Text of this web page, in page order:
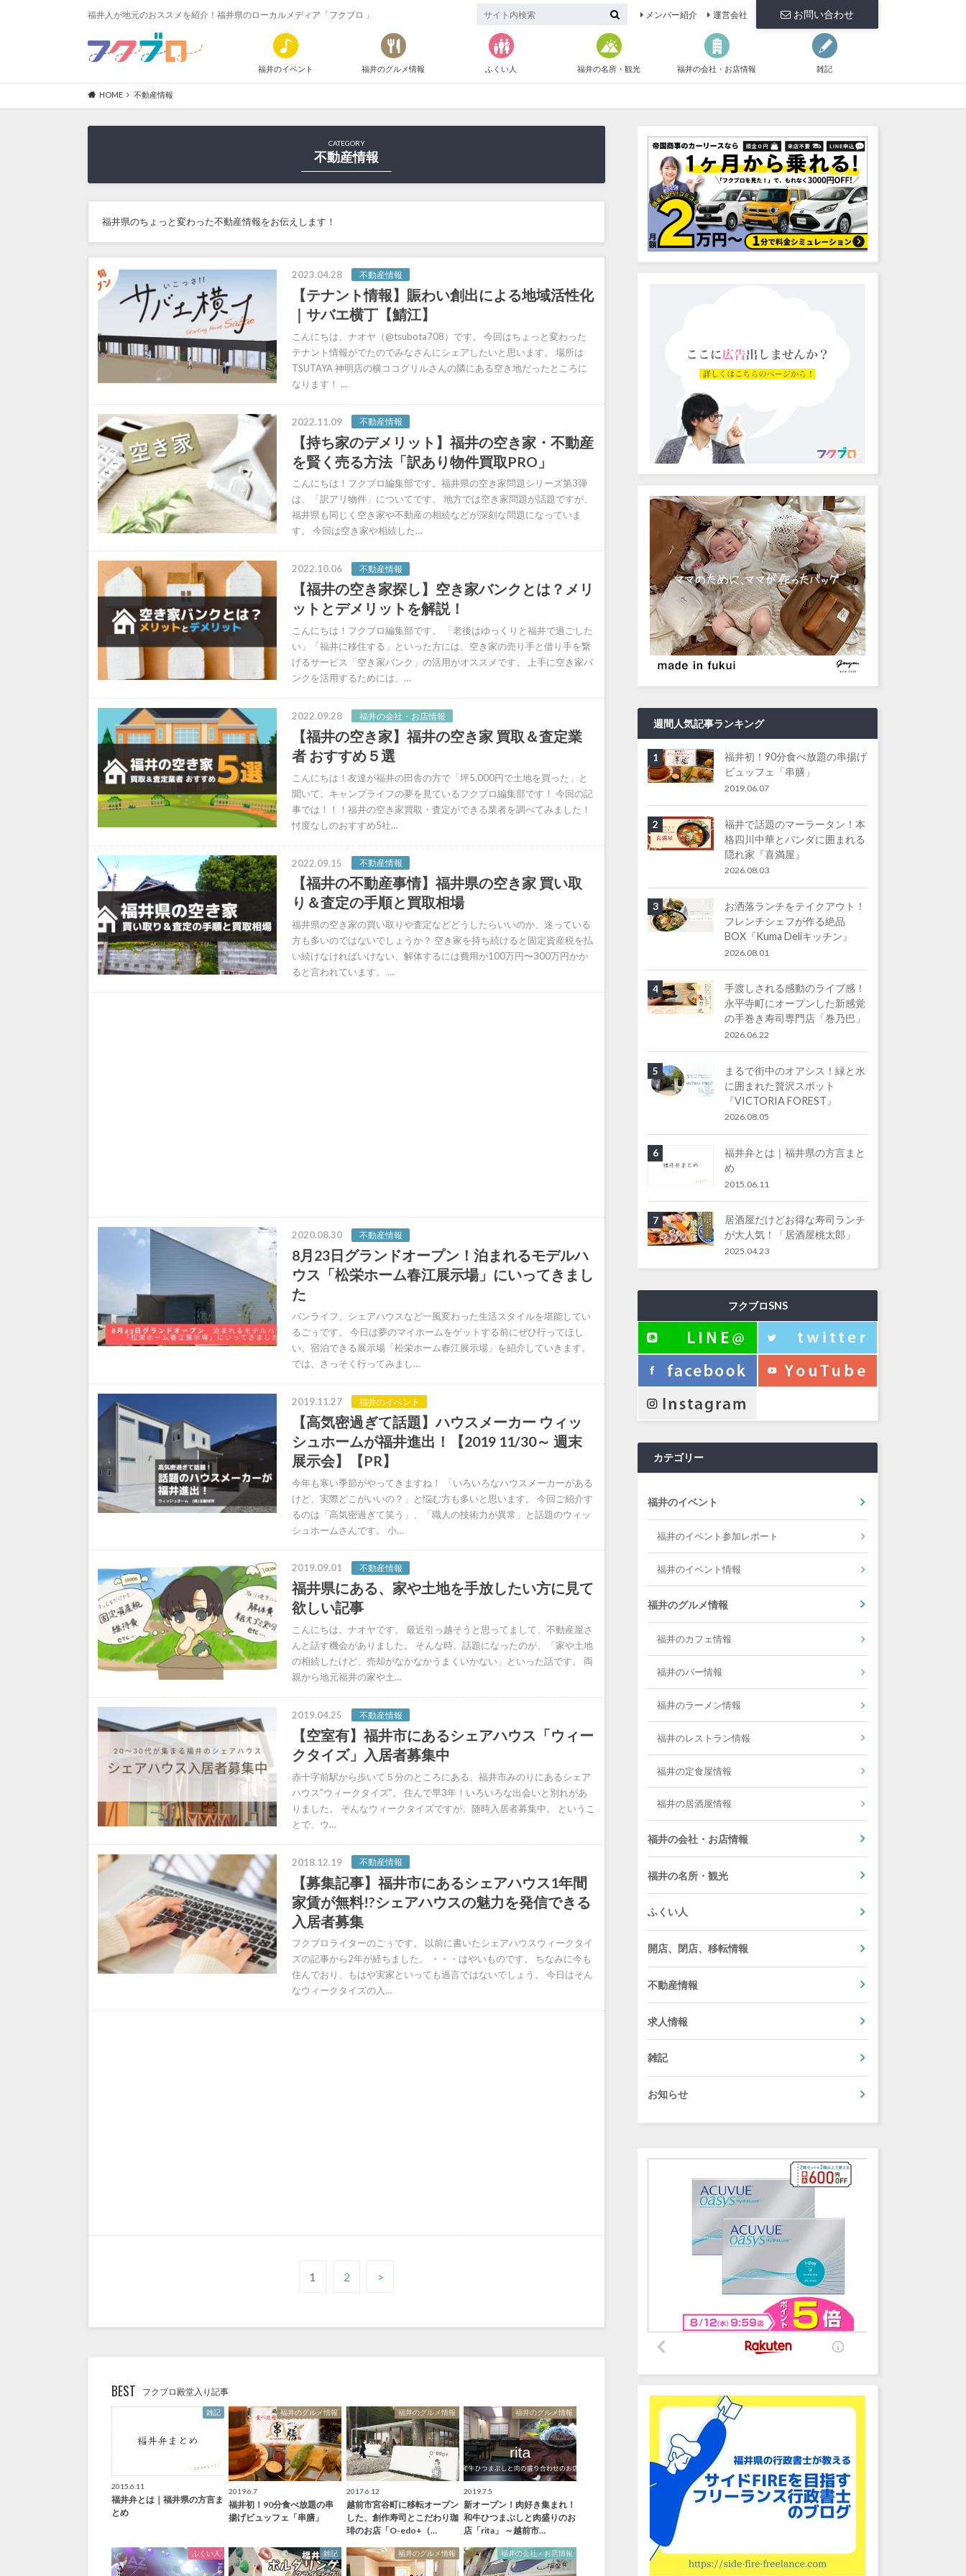
福井人が地元のおススメを紹介！福井県のローカルメディア「フクブロ 」 お問い合わせ
メンバー紹介 運営会社
福井のイベント 福井のグルメ情報 ふくい人 福井の名所・観光 福井の会社・お店情報 雑記
HOME 不動産情報
CATEGORY
不動産情報
福井県のちょっと変わった不動産情報をお伝えします！
2023.04.28 不動産情報
【テナント情報】賑わい創出による地域活性化
｜サバエ横丁【鯖江】
こんにちは、ナオヤ（@tsubota708）です。 今回はちょっと変わった
テナント情報がでたのでみなさんにシェアしたいと思います。 場所は
TSUTAYA 神明店の横ココグリルさんの隣にある空き地だったところに
なります！ …
2022.11.09 不動産情報
【持ち家のデメリット】福井の空き家・不動産
を賢く売る方法「訳あり物件買取PRO」
こんにちは！フクブロ編集部です。福井県の空き家問題シリーズ第3弾
は、「訳アリ物件」についてです。 地方では空き家問題が話題ですが、
福井県も同じく空き家や不動産の相続などが深刻な問題になっていま
す。 今回は空き家や相続した…
2022.10.06 不動産情報
【福井の空き家探し】空き家バンクとは？メリ
ットとデメリットを解説！
こんにちは！フクブロ編集部です。 「老後はゆっくりと福井で過ごした
い」「福井に移住する」といった方には、空き家の売り手と借り手を繋
げるサービス「空き家バンク」の活用がオススメです。 上手に空き家バ
ンクを活用するためには、…
2022.09.28 福井の会社・お店情報
【福井の空き家】福井の空き家 買取＆査定業
者 おすすめ５選
こんにちは！友達が福井の田舎の方で「坪5,000円で土地を買った」と
聞いて、キャンプライフの夢を見ているフクブロ編集部です！ 今回の記
事では！！！福井の空き家買取・査定ができる業者を調べてみました！
忖度なしのおすすめ5社…
2022.09.15 不動産情報
【福井の不動産事情】福井県の空き家 買い取
り＆査定の手順と買取相場
福井県の空き家の買い取りや査定などどうしたらいいのか、迷っている
方も多いのではないでしょうか？ 空き家を持ち続けると固定資産税を払
い続けなければいけない、解体するには費用が100万円〜300万円かか
ると言われています。 …
2020.08.30 不動産情報
8月23日グランドオープン！泊まれるモデルハ
ウス「松栄ホーム春江展示場」にいってきまし
た
バンライフ、シェアハウスなど一風変わった生活スタイルを堪能してい
るごぅです。 今日は夢のマイホームをゲットする前にぜひ行ってほし
い、宿泊できる展示場「松栄ホーム春江展示場」を紹介していきます。
では、さっそく行ってみまし…
2019.11.27 福井のイベント
【高気密過ぎて話題】ハウスメーカー ウィッ
シュホームが福井進出！【2019 11/30～ 週末
展示会】【PR】
今年も寒い季節がやってきますね！ 「いろいろなハウスメーカーがある
けど、実際どこがいいの？」と悩む方も多いと思います。 今回ご紹介す
るのは「高気密過ぎて笑う」、「職人の技術力が異常」と話題のウィッ
シュホームさんです。 小…
2019.09.01 不動産情報
福井県にある、家や土地を手放したい方に見て
欲しい記事
こんにちは。ナオヤです。 最近引っ越そうと思ってまして、不動産屋さ
んと話す機会がありました。 そんな時、話題になったのが、「家や土地
の相続したけど、売却がなかなかうまくいかない」といった話です。 両
親から地元福井の家や土…
2019.04.25 不動産情報
【空室有】福井市にあるシェアハウス「ウィー
クタイズ」入居者募集中
赤十字前駅から歩いて５分のところにある、福井市みのりにあるシェア
ハウス”ウィークタイズ”。 住んで早3年！いろいろな出会いと別れがあ
りました。 そんなウィークタイズですが、随時入居者募集中。 というこ
とで、ウ…
2018.12.19 不動産情報
【募集記事】福井市にあるシェアハウス1年間
家賃が無料!?シェアハウスの魅力を発信できる
入居者募集
フクブロライターのごぅです。 以前に書いたシェアハウスウィークタイ
ズの記事から2年が経ちました。 ・・・はやいものです。 ちなみに今も
住んでおり、もはや実家といっても過言ではないでしょう。 今日はそん
なウィークタイズの入…
1 2 >
BEST フクブロ殿堂入り記事
雑記
2015.6.11
福井弁とは｜福井県の方言ま
とめ
福井のグルメ情報
2019.6.7
福井初！90分食べ放題の串
揚げビュッフェ「串膳」
福井のグルメ情報
2017.6.12
越前市宮谷町に移転オープン
した、創作寿司とこだわり珈
琲のお店「O-edo+（…
福井のグルメ情報
2019.7.5
新オープン！肉好き集まれ！
和牛ひつまぶしと肉盛りのお
店「rita」 ～越前市…
ふくい人 雑記 福井のグルメ情報 福井の会社・お店情報
週間人気記事ランキング
1
福井初！90分食べ放題の串揚げ
ビュッフェ「串膳」
2019.06.07
2
福井で話題のマーラータン！本
格四川中華とパンダに囲まれる
隠れ家『喜満屋』
2026.08.03
3
お洒落ランチをテイクアウト！
フレンチシェフが作る絶品
BOX『Kuma Deliキッチン』
2026.08.01
4
手渡しされる感動のライブ感！
永平寺町にオープンした新感覚
の手巻き寿司専門店「巻乃巴」
2026.06.22
5
まるで街中のオアシス！緑と水
に囲まれた贅沢スポット
『VICTORIA FOREST』
2026.08.05
6
福井弁とは｜福井県の方言まと
め
2015.06.11
7
居酒屋だけどお得な寿司ランチ
が大人気！「居酒屋桃太郎」
2025.04.23
フクブロSNS
カテゴリー
福井のイベント
福井のイベント参加レポート
福井のイベント情報
福井のグルメ情報
福井のカフェ情報
福井のバー情報
福井のラーメン情報
福井のレストラン情報
福井の定食屋情報
福井の居酒屋情報
福井の会社・お店情報
福井の名所・観光
ふくい人
開店、閉店、移転情報
不動産情報
求人情報
雑記
お知らせ